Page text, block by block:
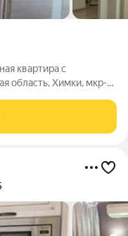
квартира с
область, Химки, мкр-н
кв. м, жилая 43,8